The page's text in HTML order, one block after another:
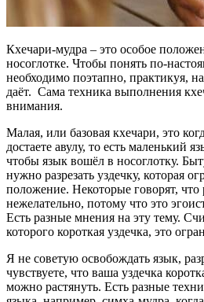
Кхечари-мудра – это особое
носоглотке. Чтобы понять по-
необходимо поэтапно, практикуя,
даёт. Сама техника выполнения
внимания.
Малая, или базовая кхечари, это
достаете авулу, то есть маленький
чтобы язык вошёл в носоглотку.
нужно разрезать уздечку, которая
положение. Некоторые говорят, что
нежелательно, потому что это
Есть разные мнения на эту тему.
которого короткая уздечка, это
Я не советую освобождать язык,
чувствуете, что ваша уздечка
можно растянуть. Есть разные